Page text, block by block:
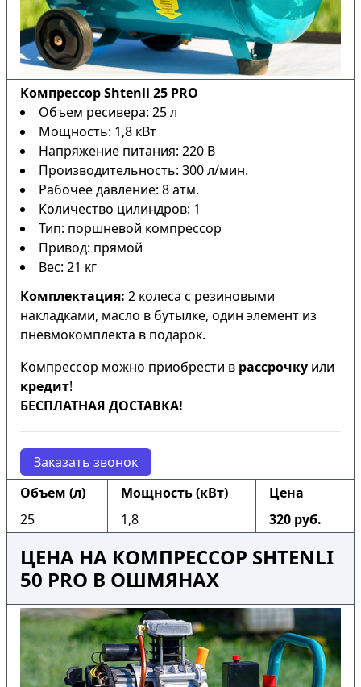
Компрессор Shtenli 25 PRO
Объем ресивера: 25 л
Мощность: 1,8 кВт
Напряжение питания: 220 В
Производительность: 300 л/мин.
Рабочее давление: 8 атм.
Количество цилиндров: 1
Тип: поршневой компрессор
Привод: прямой
Вес: 21 кг
Комплектация: 2 колеса с резиновыми
накладками, масло в бутылке, один элемент из
пневмокомплекта в подарок.
Компрессор можно приобрести в рассрочку или
кредит!
БЕСПЛАТНАЯ ДОСТАВКА!
Заказать звонок
Объем (л)
Мощность (кВт)
Цена
25
1,8 320 руб.
ЦЕНА НА КОМПРЕССОР SHTENLI
50 PRO В ОШМЯНАХ